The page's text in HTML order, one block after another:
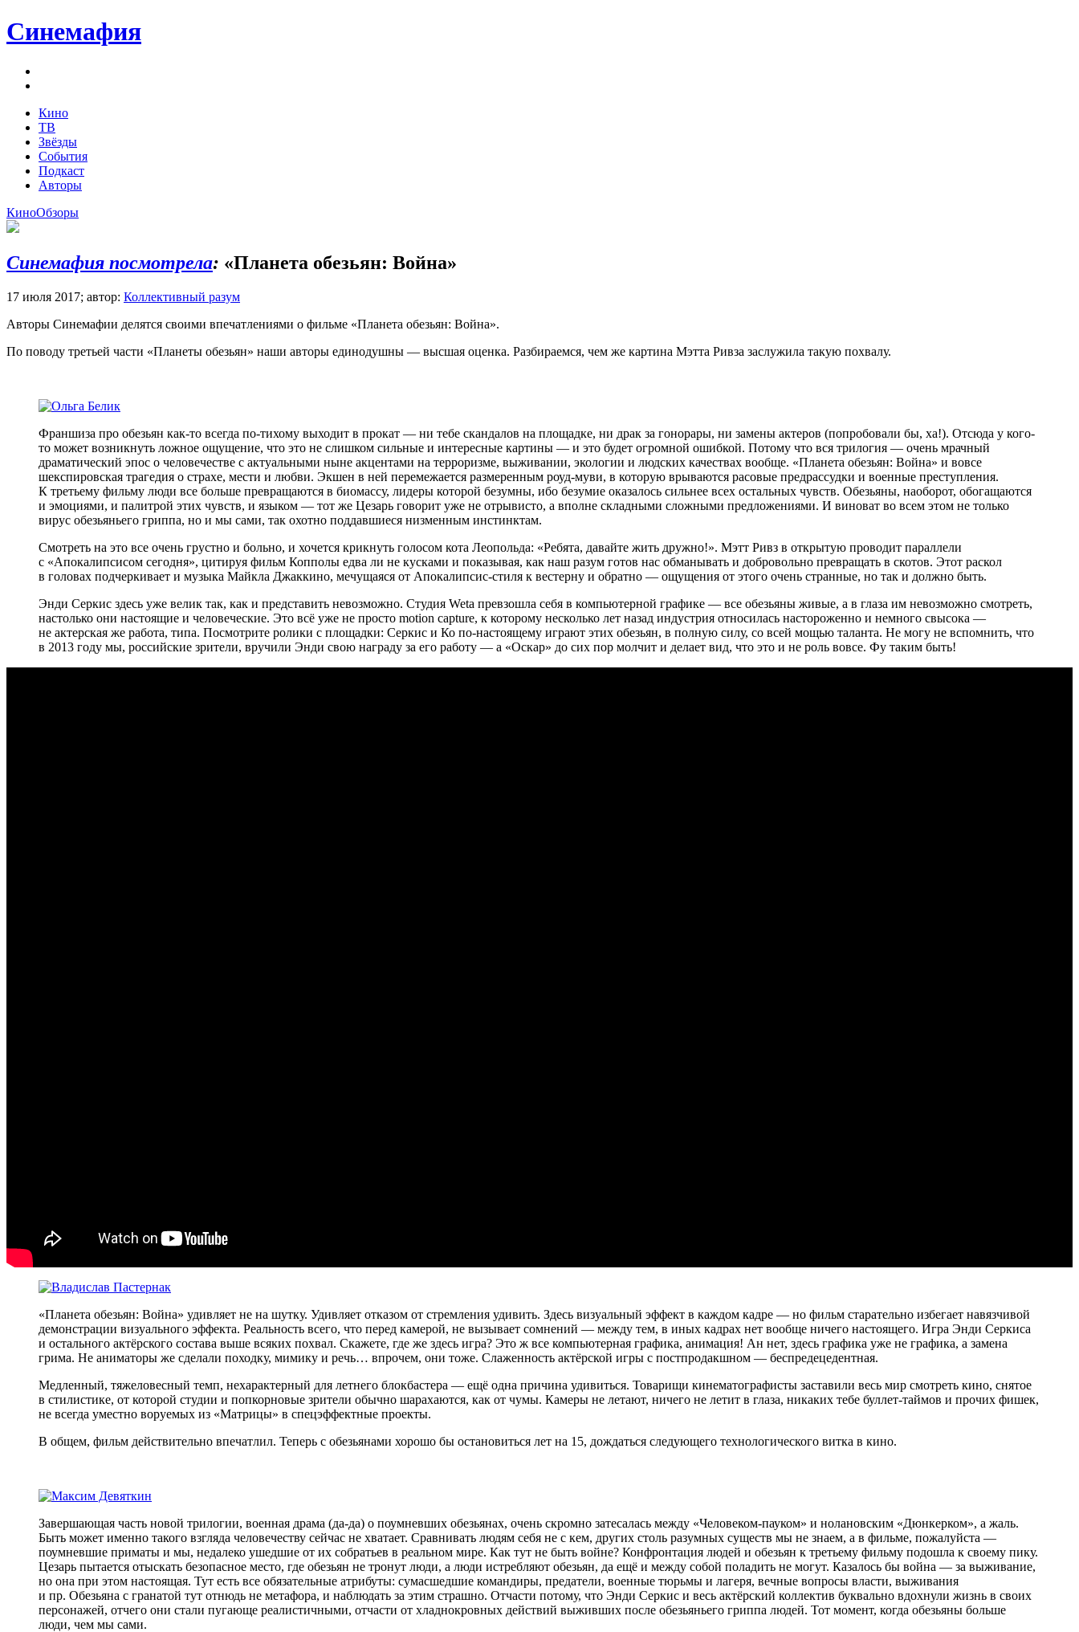
Синемафия
Кино
ТВ
Звёзды
События
Подкаст
Авторы
КиноОбзоры
Синемафия посмотрела: «Планета обезьян: Война»
17 июля 2017; автор: Коллективный разум
Авторы Синемафии делятся своими впечатлениями о фильме «Планета обезьян: Война».
По поводу третьей части «Планеты обезьян» наши авторы единодушны — высшая оценка. Разбираемся, чем же картина Мэтта Ривза заслужила такую похвалу.
Франшиза про обезьян как-то всегда по-тихому выходит в прокат — ни тебе скандалов на площадке, ни драк за гонорары, ни замены актеров (попробовали бы, ха!). Отсюда у кого-
то может возникнуть ложное ощущение, что это не слишком сильные и интересные картины — и это будет огромной ошибкой. Потому что вся трилогия — очень мрачный
драматический эпос о человечестве с актуальными ныне акцентами на терроризме, выживании, экологии и людских качествах вообще. «Планета обезьян: Война» и вовсе
шекспировская трагедия о страхе, мести и любви. Экшен в ней перемежается размеренным роуд-муви, в которую врываются расовые предрассудки и военные преступления.
К третьему фильму люди все больше превращаются в биомассу, лидеры которой безумны, ибо безумие оказалось сильнее всех остальных чувств. Обезьяны, наоборот, обогащаются
и эмоциями, и палитрой этих чувств, и языком — тот же Цезарь говорит уже не отрывисто, а вполне складными сложными предложениями. И виноват во всем этом не только
вирус обезьяньего гриппа, но и мы сами, так охотно поддавшиеся низменным инстинктам.
Смотреть на это все очень грустно и больно, и хочется крикнуть голосом кота Леопольда: «Ребята, давайте жить дружно!». Мэтт Ривз в открытую проводит параллели
с «Апокалипсисом сегодня», цитируя фильм Копполы едва ли не кусками и показывая, как наш разум готов нас обманывать и добровольно превращать в скотов. Этот раскол
в головах подчеркивает и музыка Майкла Джаккино, мечущаяся от Апокалипсис-стиля к вестерну и обратно — ощущения от этого очень странные, но так и должно быть.
Энди Серкис здесь уже велик так, как и представить невозможно. Студия Weta превзошла себя в компьютерной графике — все обезьяны живые, а в глаза им невозможно смотреть,
настолько они настоящие и человеческие. Это всё уже не просто motion capture, к которому несколько лет назад индустрия относилась настороженно и немного свысока —
не актерская же работа, типа. Посмотрите ролики с площадки: Серкис и Ко по-настоящему играют этих обезьян, в полную силу, со всей мощью таланта. Не могу не вспомнить, что
в 2013 году мы, российские зрители, вручили Энди свою награду за его работу — а «Оскар» до сих пор молчит и делает вид, что это и не роль вовсе. Фу таким быть!
«Планета обезьян: Война» удивляет не на шутку. Удивляет отказом от стремления удивить. Здесь визуальный эффект в каждом кадре — но фильм старательно избегает навязчивой
демонстрации визуального эффекта. Реальность всего, что перед камерой, не вызывает сомнений — между тем, в иных кадрах нет вообще ничего настоящего. Игра Энди Серкиса
и остального актёрского состава выше всяких похвал. Скажете, где же здесь игра? Это ж все компьютерная графика, анимация! Ан нет, здесь графика уже не графика, а замена
грима. Не аниматоры же сделали походку, мимику и речь… впрочем, они тоже. Слаженность актёрской игры с постпродакшном — беспредецедентная.
Медленный, тяжеловесный темп, нехарактерный для летнего блокбастера — ещё одна причина удивиться. Товарищи кинематографисты заставили весь мир смотреть кино, снятое
в стилистике, от которой студии и попкорновые зрители обычно шарахаются, как от чумы. Камеры не летают, ничего не летит в глаза, никаких тебе буллет-таймов и прочих фишек,
не всегда уместно воруемых из «Матрицы» в спецэффектные проекты.
В общем, фильм действительно впечатлил. Теперь с обезьянами хорошо бы остановиться лет на 15, дождаться следующего технологического витка в кино.
Завершающая часть новой трилогии, военная драма (да-да) о поумневших обезьянах, очень скромно затесалась между «Человеком-пауком» и нолановским «Дюнкерком», а жаль.
Быть может именно такого взгляда человечеству сейчас не хватает. Сравнивать людям себя не с кем, других столь разумных существ мы не знаем, а в фильме, пожалуйста —
поумневшие приматы и мы, недалеко ушедшие от их собратьев в реальном мире. Как тут не быть войне? Конфронтация людей и обезьян к третьему фильму подошла к своему пику.
Цезарь пытается отыскать безопасное место, где обезьян не тронут люди, а люди истребляют обезьян, да ещё и между собой поладить не могут. Казалось бы война — за выживание,
но она при этом настоящая. Тут есть все обязательные атрибуты: сумасшедшие командиры, предатели, военные тюрьмы и лагеря, вечные вопросы власти, выживания
и пр. Обезьяна с гранатой тут отнюдь не метафора, и наблюдать за этим страшно. Отчасти потому, что Энди Серкис и весь актёрский коллектив буквально вдохнули жизнь в своих
персонажей, отчего они стали пугающе реалистичными, отчасти от хладнокровных действий выживших после обезьяньего гриппа людей. Тот момент, когда обезьяны больше
люди, чем мы сами.